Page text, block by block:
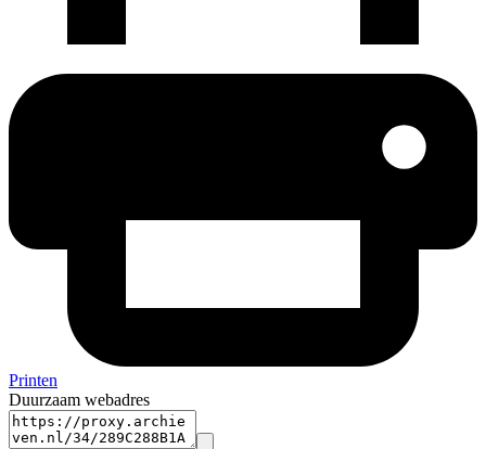
Printen
Duurzaam webadres